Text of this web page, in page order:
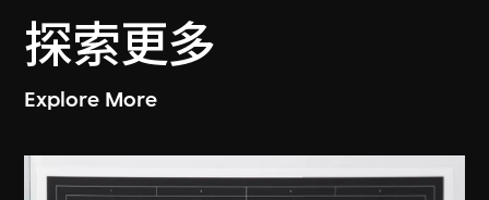
探索更多
Explore More